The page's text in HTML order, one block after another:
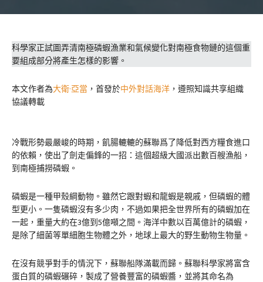
科學家正試圖弄清南極磷蝦漁業和氣候變化對南極食物鏈的這個重
要組成部分將產生怎樣的影響。
本文作者為大衛·亞當 ，首發於中外對話海洋 ，遵照知識共享組織
協議轉載
冷戰形勢最嚴峻的時期，飢腸轆轆的蘇聯爲了降低對西方糧食進口
的依賴，使出了劍走偏鋒的一招：這個超級大國派出數百艘漁船，
到南極捕撈磷蝦。
磷蝦是一種甲殼綱動物。雖然它跟對蝦和龍蝦是親戚，但磷蝦的體
型更小。一隻磷蝦沒有多少肉，不過如果把全世界所有的磷蝦加在
一起，重量大約在3億到5億噸之間。海洋中數以百萬億計的磷蝦，
是除了細菌等單細胞生物體之外，地球上最大的野生動物生物量。
在沒有競爭對手的情況下，蘇聯船隊滿載而歸。蘇聯科學家將富含
蛋白質的磷蝦碾碎，製成了營養豐富的磷蝦醬，並將其命名為